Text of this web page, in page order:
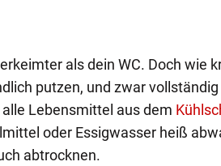
als dein WC. Doch wie
putzen, und zwar vollständig
Lebensmittel aus dem
oder Essigwasser heiß
abtrocknen.